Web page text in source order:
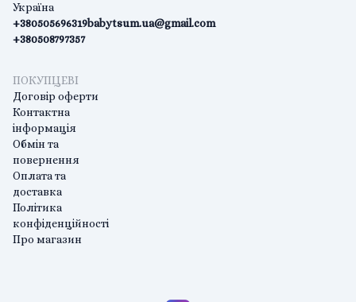
Україна
+380505696319
+380508797357
babytsum.ua@gmail.com
ПОКУПЦЕВІ
Договір оферти
Контактна
інформація
Обмін та
повернення
Оплата та
доставка
Політика
конфіденційності
Про магазин